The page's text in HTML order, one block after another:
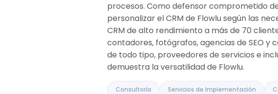
Emiratos Árabes Unidos
Arabia Saudita
procesos. Como defensor comprometido
personalizar el CRM de Flowlu según las
CRM de alto rendimiento a más de 70
contadores, fotógrafos, agencias de SEO y
de todo tipo, proveedores de servicios e
demuestra la versatilidad de Flowlu.
Consultoría Servicios de Implementación